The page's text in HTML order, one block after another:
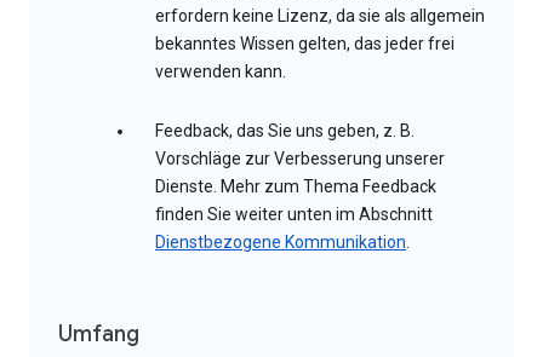
erfordern keine Lizenz, da sie als allgemein
bekanntes Wissen gelten, das jeder frei
verwenden kann.
Feedback, das Sie uns geben, z. B.
Vorschläge zur Verbesserung unserer
Dienste. Mehr zum Thema Feedback
finden Sie weiter unten im Abschnitt
Dienstbezogene Kommunikation.
Umfang